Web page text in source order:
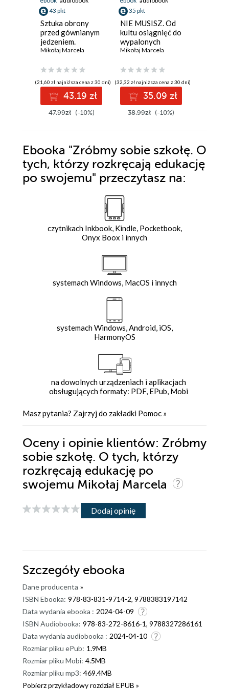
43 pkt
Sztuka obrony
przed gównianym
jedzeniem.
Zbawienna
kuchni i poza nią
Mikołaj Marcela
(21,60 zł najniższa cena z 30 dni)
43.19 zł
47.99zł (-10%)
35 pkt
NIE MUSISZ. Od
kultu osiągnięć do
wypalonych
pokoleń
Mikołaj Marcela
(32,32 zł najniższa cena z 30 dni)
35.09 zł
38.99zł (-10%)
Ebooka "Zróbmy sobie szkołę. O
tych, którzy rozkręcają edukację
po swojemu" przeczytasz na:
czytnikach Inkbook, Kindle, Pocketbook,
Onyx Boox i innych
systemach Windows, MacOS i innych
systemach Windows, Android, iOS,
HarmonyOS
na dowolnych urządzeniach i aplikacjach
obsługujących formaty: PDF, EPub, Mobi
Masz pytania? Zajrzyj do zakładki Pomoc »
Oceny i opinie klientów: Zróbmy
sobie szkołę. O tych, którzy
rozkręcają edukację po
swojemu Mikołaj Marcela
Dodaj opinię
Szczegóły ebooka
Dane producenta »
ISBN Ebooka: 978-83-831-9714-2, 9788383197142
Data wydania ebooka : 2024-04-09
ISBN Audiobooka: 978-83-272-8616-1, 9788327286161
Data wydania audiobooka : 2024-04-10
Rozmiar pliku ePub: 1.9MB
Rozmiar pliku Mobi: 4.5MB
Rozmiar pliku mp3: 469.4MB
Pobierz przykładowy rozdział EPUB »